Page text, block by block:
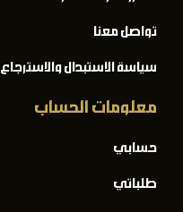
تواصل معنا
سياسة الاستبدال والاسترجاع
معلومات الحساب
حسابي
طلباتي